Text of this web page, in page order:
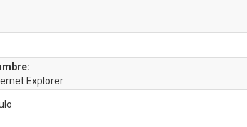
Explorer